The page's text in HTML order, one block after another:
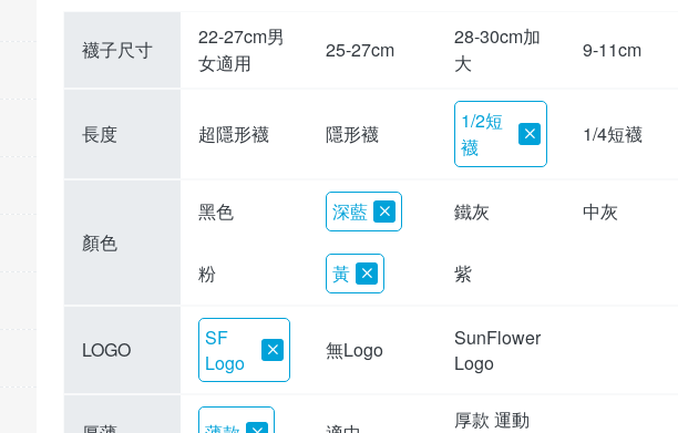
襪子尺寸
22-27cm男
女適用
25-27cm
28-30cm加
大
9-11cm
長度 超隱形襪 隱形襪
1/2短
襪
1/4短襪
顏色
黑色 深藍 鐵灰 中灰
粉 黃 紫
LOGO
SF
Logo
無Logo
SunFlower
Logo
厚款 運動